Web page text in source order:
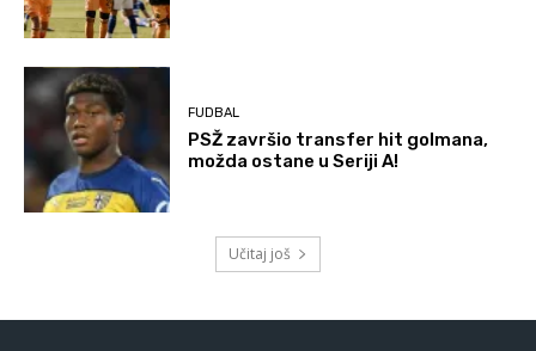
FUDBAL
PSŽ završio transfer hit golmana,
možda ostane u Seriji A!
Učitaj još